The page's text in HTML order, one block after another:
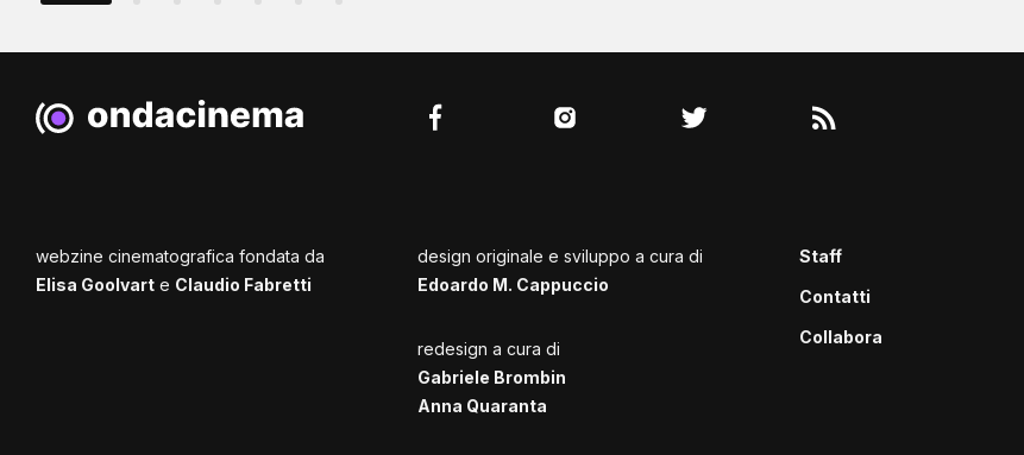
webzine cinematografica fondata da
Elisa Goolvart e Claudio Fabretti
design originale e sviluppo a cura di
Edoardo M. Cappuccio
redesign a cura di
Gabriele Brombin
Anna Quaranta
Staff
Contatti
Collabora